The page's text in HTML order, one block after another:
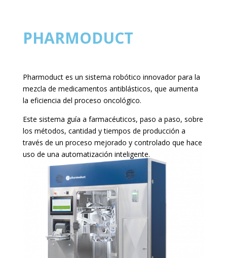
PHARMODUCT
Pharmoduct es un sistema robótico innovador para la
mezcla de medicamentos antiblásticos, que aumenta
la eficiencia del proceso oncológico.
Este sistema guía a farmacéuticos, paso a paso, sobre
los métodos, cantidad y tiempos de producción a
través de un proceso mejorado y controlado que hace
uso de una automatización inteligente.